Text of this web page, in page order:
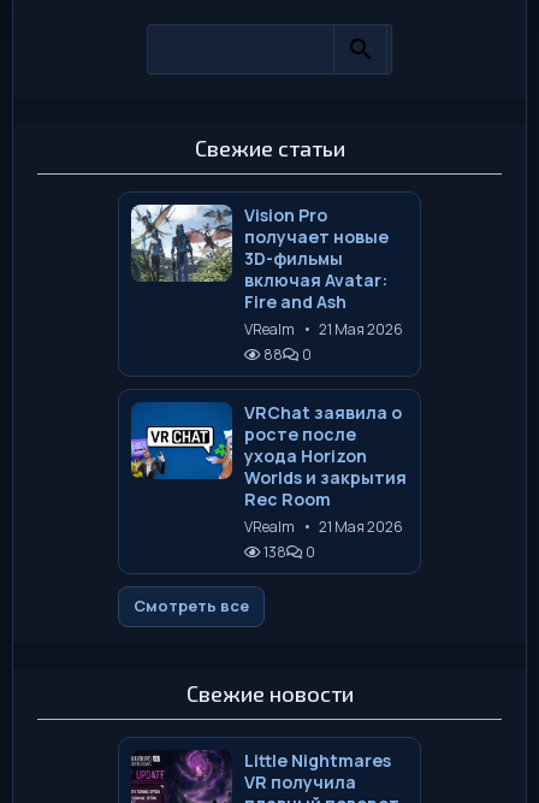
Свежие статьи
Vision Pro
получает новые
3D-фильмы
включая Avatar:
Fire and Ash
VRealm • 21 Мая 2026
88
0
VRChat заявила о
росте после
ухода Horizon
Worlds и закрытия
Rec Room
VRealm • 21 Мая 2026
138
0
Смотреть все
Свежие новости
Little Nightmares
VR получила